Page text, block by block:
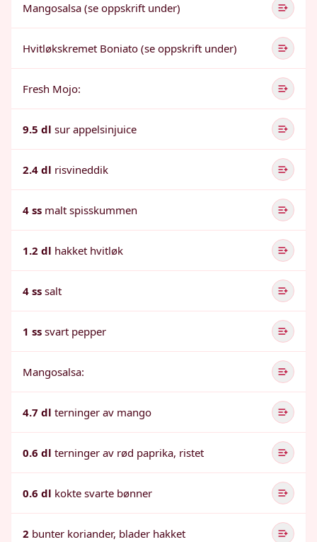
Mangosalsa (se oppskrift under)
Hvitløkskremet Boniato (se oppskrift under)
Fresh Mojo:
9.5 dl sur appelsinjuice
2.4 dl risvineddik
4 ss malt spisskummen
1.2 dl hakket hvitløk
4 ss salt
1 ss svart pepper
Mangosalsa:
4.7 dl terninger av mango
0.6 dl terninger av rød paprika, ristet
0.6 dl kokte svarte bønner
2 bunter koriander, blader hakket